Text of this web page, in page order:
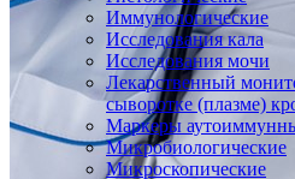
Иммунологические
Исследования кала
Исследования мочи
Лекарственный
сыворотке (плазме)
Маркеры
Микробиологические
Микроскопические